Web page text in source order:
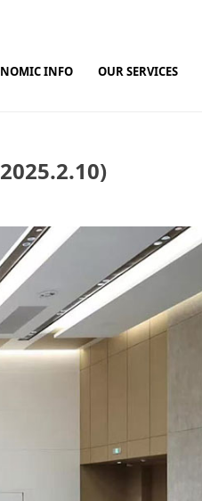
INFO OUR SERVICES